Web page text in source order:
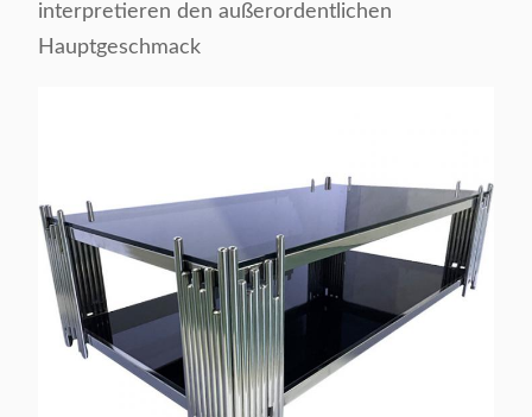
interpretieren den außerordentlichen
Hauptgeschmack